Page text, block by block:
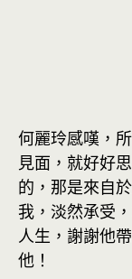
何麗玲感嘆，
見面，就好好
的，那是來自
我，淡然承受
人生，謝謝他
他！